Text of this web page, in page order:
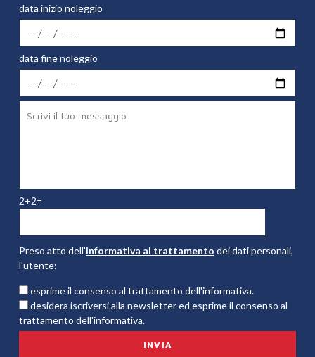
data inizio noleggio
data fine noleggio
2+2=
Preso atto dell'informativa al trattamento dei dati personali,
l'utente:
esprime il consenso al trattamento dell'informativa.
desidera iscriversi alla newsletter ed esprime il consenso al
trattamento dell'informativa.